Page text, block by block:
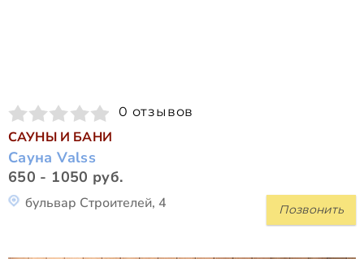
0 отзывов
САУНЫ И БАНИ
Сауна Valss
650 - 1050 руб.
Позвонить
бульвар Строителей, 4